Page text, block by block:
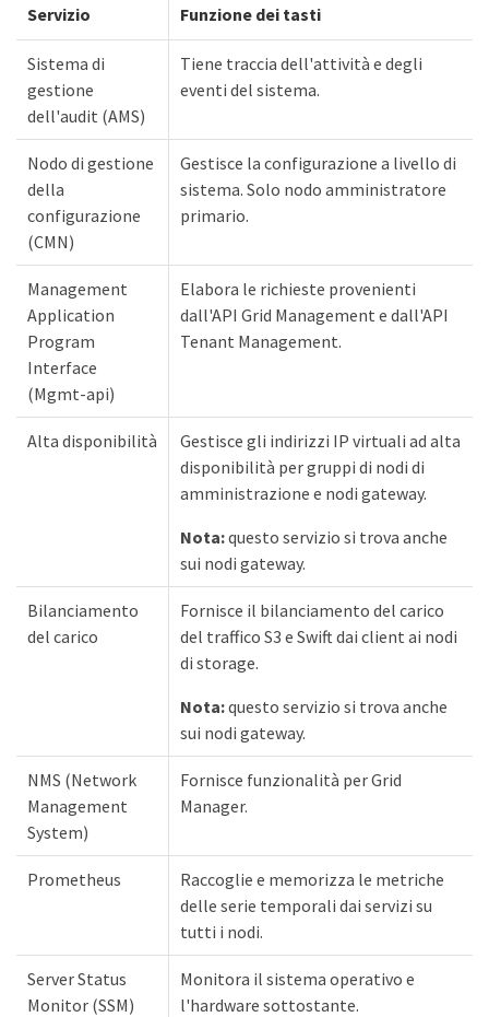
Servizio Funzione dei tasti
Sistema di
gestione
dell'audit (AMS)
Tiene traccia dell'attività e degli
eventi del sistema.
Nodo di gestione
della
configurazione
(CMN)
Gestisce la configurazione a livello di
sistema. Solo nodo amministratore
primario.
Management
Application
Program
Interface
(Mgmt-api)
Elabora le richieste provenienti
dall'API Grid Management e dall'API
Tenant Management.
Alta disponibilità
Gestisce gli indirizzi IP virtuali ad alta
disponibilità per gruppi di nodi di
amministrazione e nodi gateway.
Nota:questo servizio si trova anche
sui nodi gateway.
Bilanciamento
del carico
Fornisce il bilanciamento del carico
del traffico S3 e Swift dai client ai nodi
di storage.
Nota:questo servizio si trova anche
sui nodi gateway.
NMS (Network
Management
System)
Fornisce funzionalità per Grid
Manager.
Prometheus
Raccoglie e memorizza le metriche
delle serie temporali dai servizi su
tutti i nodi.
Server Status
Monitor (SSM)
Monitora il sistema operativo e
l'hardware sottostante.